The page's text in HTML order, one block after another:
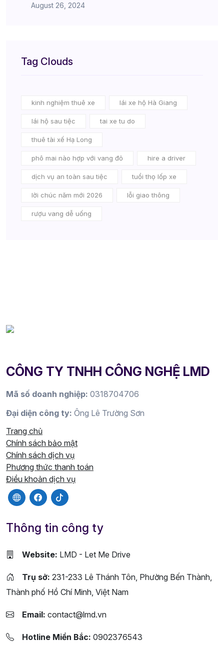
August 26, 2024
Tag Clouds
kinh nghiệm thuê xe lái xe hộ Hà Giang
lái hộ sau tiệc tai xe tu do
thuê tài xế Hạ Long
phô mai nào hợp với vang đỏ hire a driver
dịch vụ an toàn sau tiệc tuổi thọ lốp xe
lời chúc năm mới 2026 lỗi giao thông
rượu vang dễ uống
CÔNG TY TNHH CÔNG NGHỆ LMD
Mã số doanh nghiệp: 0318704706
Đại diện công ty: Ông Lê Trường Sơn
Trang chủ
Chính sách bảo mật
Chính sách dịch vụ
Phương thức thanh toán
Điều khoản dịch vụ
Thông tin công ty
Website: LMD - Let Me Drive
Trụ sở: 231-233 Lê Thánh Tôn, Phường Bến Thành,
Thành phố Hồ Chí Minh, Việt Nam
Email: contact@lmd.vn
Hotline Miền Bắc: 0902376543